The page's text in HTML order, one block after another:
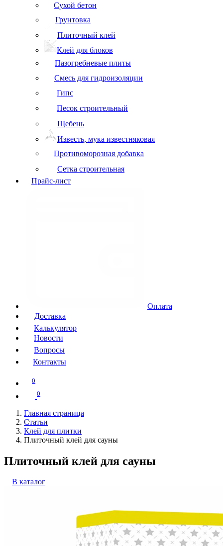
Сухой бетон
Грунтовка
Плиточный клей
Клей для блоков
Пазогребневые плиты
Смесь для гидроизоляции
Гипс
Песок строительный
Щебень
Известь, мука известняковая
Противоморозная добавка
Сетка строительная
Прайс-лист
Оплата
Доставка
Калькулятор
Новости
Вопросы
Контакты
0
0
Главная страница
Статьи
Клей для плитки
Плиточный клей для сауны
Плиточный клей для сауны
В каталог